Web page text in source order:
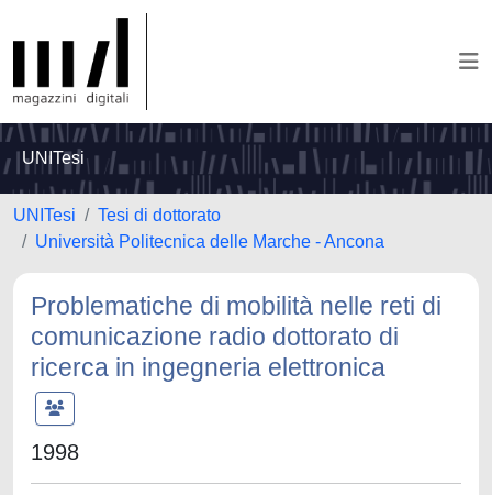
UNITesi
UNITesi
Tesi di dottorato
Università Politecnica delle Marche - Ancona
Problematiche di mobilità nelle reti di
comunicazione radio dottorato di
ricerca in ingegneria elettronica
1998